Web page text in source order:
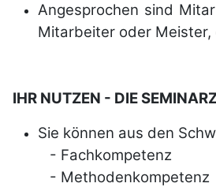
Angesprochen sind
Mitarbeiter oder Meister,
IHR NUTZEN - DIE
Sie können aus den
- Fachkompetenz
- Methodenkompetenz